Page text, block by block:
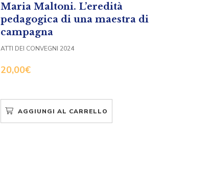
Maria Maltoni. L’eredità
pedagogica di una maestra di
campagna
20,00€
ATTI DEI CONVEGNI 2024
AGGIUNGI AL CARRELLO